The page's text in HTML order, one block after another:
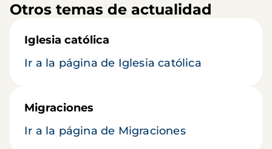
Otros temas de actualidad
Iglesia católica
Ir a la página de Iglesia católica
Migraciones
Ir a la página de Migraciones